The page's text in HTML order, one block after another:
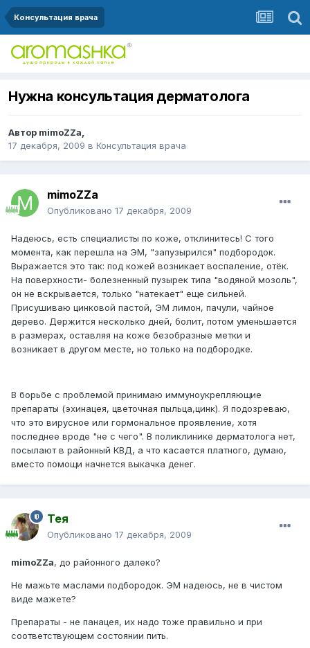
Консультация врача
Нужна консультация дерматолога
Автор mimoZZa,
17 декабря, 2009 в Консультация врача
mimoZZa
Опубликовано 17 декабря, 2009
Надеюсь, есть специалисты по коже, отклинитесь! С того
момента, как перешла на ЭМ, "запузырился" подбородок.
Выражается это так: под кожей возникает воспаление, отёк.
На поверхности- болезненный пузырек типа "водяной мозоль",
он не вскрывается, только "натекает" еще сильней.
Присушиваю цинковой пастой, ЭМ лимон, пачули, чайное
дерево. Держится несколько дней, болит, потом уменьшается
в размерах, оставляя на коже безобразные метки и
возникает в другом месте, но только на подбородке.
В борьбе с проблемой принимаю иммуноукрепляющие
препараты (эхинацея, цветочная пыльца,цинк). Я подозреваю,
что это вирусное или гормональное проявление, хотя
последнее вроде "не с чего". В поликлинике дерматолога нет,
посылают в районный КВД, а что касается платного, думаю,
вместо помощи начнется выкачка денег.
Тея
Опубликовано 17 декабря, 2009
mimoZZa, до районного далеко?
Не мажьте маслами подбородок. ЭМ надеюсь, не в чистом
виде мажете?
Препараты - не панацея, их надо тоже правильно и при
соответствующем состоянии пить.